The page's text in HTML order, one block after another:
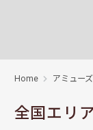
Home アミュー
全国エリ